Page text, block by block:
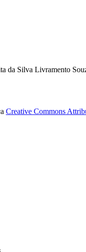
da Silva Livramento
Creative Commons